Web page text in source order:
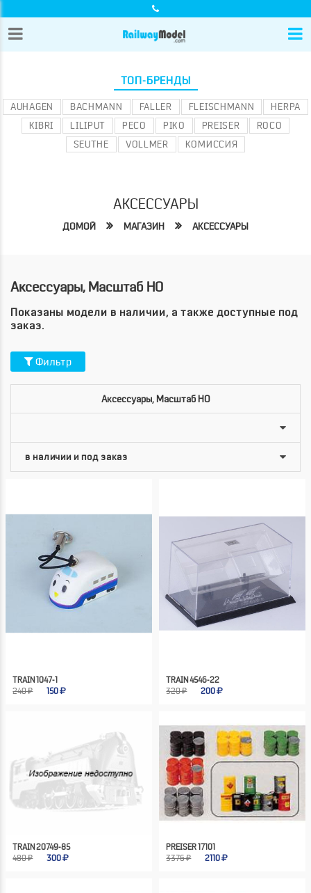
ТОП-БРЕНДЫ
AUHAGEN BACHMANN FALLER FLEISCHMANN
HERPA
KIBRI
LILIPUT PECO PIKO PREISER
ROCO
SEUTHE
VOLLMER КОМИССИЯ
АКСЕССУАРЫ
ДОМОЙ МАГАЗИН АКСЕССУАРЫ
Аксессуары, Масштаб HO
Показаны модели в наличии, а также доступные под
заказ.
Фильтр
Аксессуары, Масштаб HO
TRAIN 1047-1
240 ₽
150
TRAIN 4546-22
320 ₽
200
TRAIN 20749-85
480 ₽
300
PREISER 17101
3376 ₽
2110